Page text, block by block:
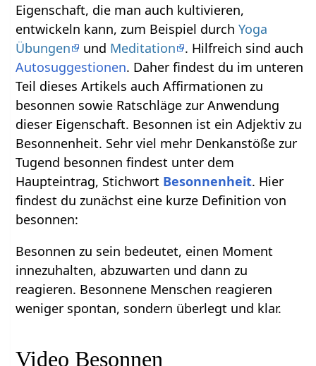
Eigenschaft, die man auch kultivieren,
entwickeln kann, zum Beispiel durchYoga
Übungen
und Meditation
. Hilfreich sind auch
Autosuggestionen. Daher findest du im unteren
Teil dieses Artikels auch Affirmationen zu
besonnen sowie Ratschläge zur Anwendung
dieser Eigenschaft. Besonnen ist ein Adjektiv zu
Besonnenheit. Sehr viel mehr Denkanstöße zur
Tugend besonnen findest unter dem
Haupteintrag, Stichwort Besonnenheit. Hier
findest du zunächst eine kurze Definition von
besonnen:
Besonnen zu sein bedeutet, einen Moment
innezuhalten, abzuwarten und dann zu
reagieren. Besonnene Menschen reagieren
weniger spontan, sondern überlegt und klar.
Video Besonnen